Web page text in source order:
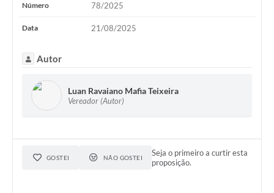
Número 78/2025
Data 21/08/2025
Autor
Luan Ravaiano Mafia Teixeira
Vereador (Autor)
GOSTEI NÃO GOSTEI
Seja o primeiro a curtir esta
proposição.